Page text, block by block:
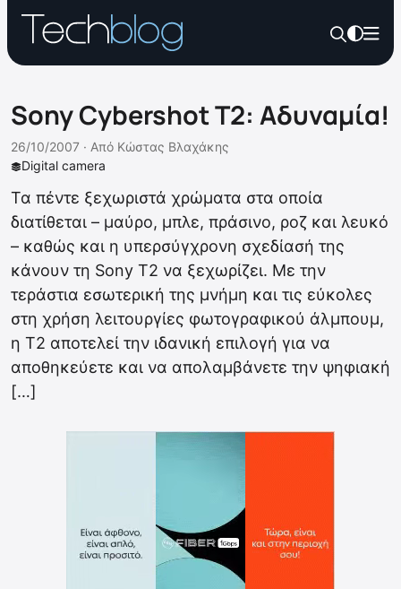
Sony Cybershot T2: Αδυναμία!
Digital camera
26/10/2007 · Από Κώστας Βλαχάκης
Τα πέντε ξεχωριστά χρώματα στα οποία
διατίθεται – μαύρο, μπλε, πράσινο, ροζ και λευκό
– καθώς και η υπερσύγχρονη σχεδίασή της
κάνουν τη Sony T2 να ξεχωρίζει. Με την
τεράστια εσωτερική της μνήμη και τις εύκολες
στη χρήση λειτουργίες φωτογραφικού άλμπουμ,
η T2 αποτελεί την ιδανική επιλογή για να
αποθηκεύετε και να απολαμβάνετε την ψηφιακή
[…]